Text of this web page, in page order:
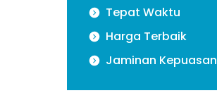
Tepat Waktu
Harga Terbaik
Jaminan Kepuasan